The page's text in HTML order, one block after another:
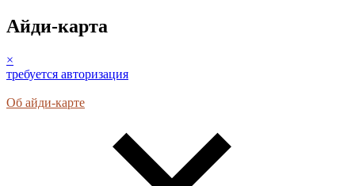
Айди-карта
×
требуется авторизация
Об айди-карте